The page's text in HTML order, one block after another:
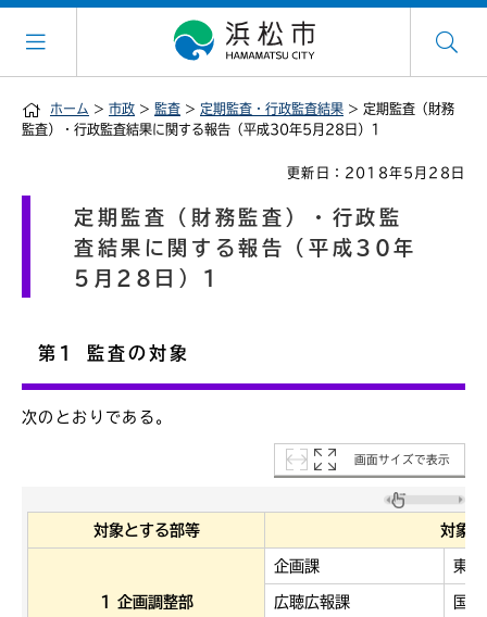
ホーム > 市政 > 監査 > 定期監査・行政監査結果 > 定期監査（財務
監査）・行政監査結果に関する報告（平成30年5月28日）1
更新日：2018年5月28日
定期監査（財務監査）・行政監
査結果に関する報告（平成30年
5月28日）1
第1 監査の対象
次のとおりである。
画面サイズで表示
対象とする部等 対象
1 企画調整部
企画課 東
広聴広報課 国際